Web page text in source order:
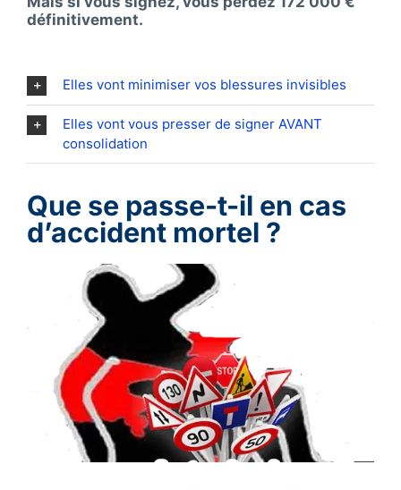
définitivement.
Elles vont minimiser vos blessures invisibles
Elles vont vous presser de signer AVANT
consolidation
Que se passe-t-il en cas
d’accident mortel ?